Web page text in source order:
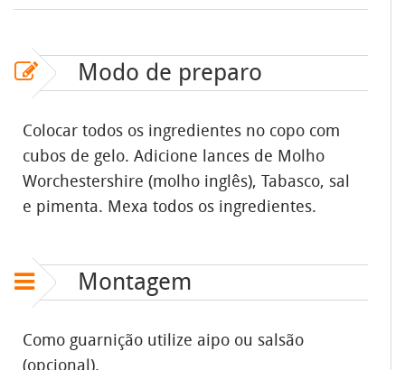
Modo de preparo
Colocar todos os ingredientes no copo com
cubos de gelo. Adicione lances de Molho
Worchestershire (molho inglês), Tabasco, sal
e pimenta. Mexa todos os ingredientes.
Montagem
Como guarnição utilize aipo ou salsão
(opcional).